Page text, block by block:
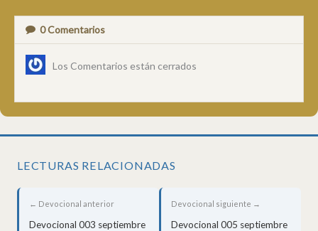
0Comentarios
Los Comentarios están cerrados
LECTURAS RELACIONADAS
← Devocional anterior
Devocional 003 septiembre
Devocional siguiente →
Devocional 005 septiembre